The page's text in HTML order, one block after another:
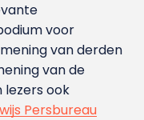
voor
van derden
van de
lezers ook
Persbureau